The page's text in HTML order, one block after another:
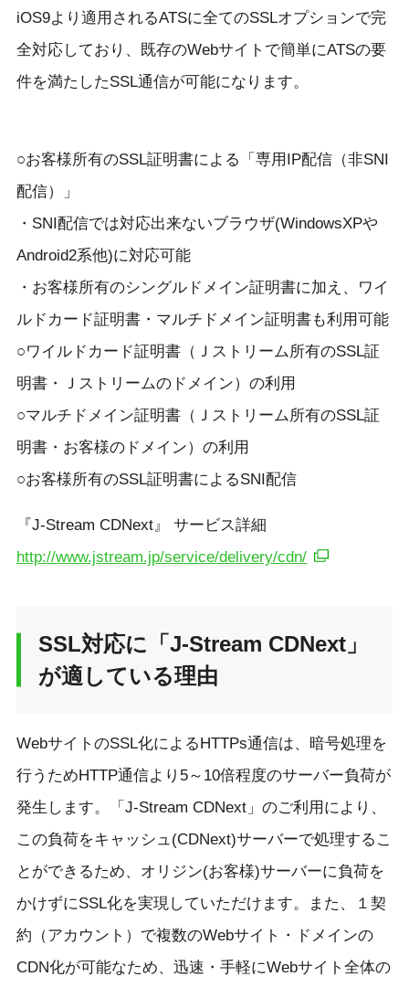
iOS9より適用されるATSに全てのSSLオプションで完
全対応しており、既存のWebサイトで簡単にATSの要
件を満たしたSSL通信が可能になります。
○お客様所有のSSL証明書による「専用IP配信（非SNI
配信）」
・SNI配信では対応出来ないブラウザ(WindowsXPや
Android2系他)に対応可能
・お客様所有のシングルドメイン証明書に加え、ワイ
ルドカード証明書・マルチドメイン証明書も利用可能
○ワイルドカード証明書（Ｊストリーム所有のSSL証
明書・Ｊストリームのドメイン）の利用
○マルチドメイン証明書（Ｊストリーム所有のSSL証
明書・お客様のドメイン）の利用
○お客様所有のSSL証明書によるSNI配信
『J-Stream CDNext』 サービス詳細
http://www.jstream.jp/service/delivery/cdn/
SSL対応に「J-Stream CDNext」
が適している理由
WebサイトのSSL化によるHTTPs通信は、暗号処理を
行うためHTTP通信より5～10倍程度のサーバー負荷が
発生します。「J-Stream CDNext」のご利用により、
この負荷をキャッシュ(CDNext)サーバーで処理するこ
とができるため、オリジン(お客様)サーバーに負荷を
かけずにSSL化を実現していただけます。また、１契
約（アカウント）で複数のWebサイト・ドメインの
CDN化が可能なため、迅速・手軽にWebサイト全体の